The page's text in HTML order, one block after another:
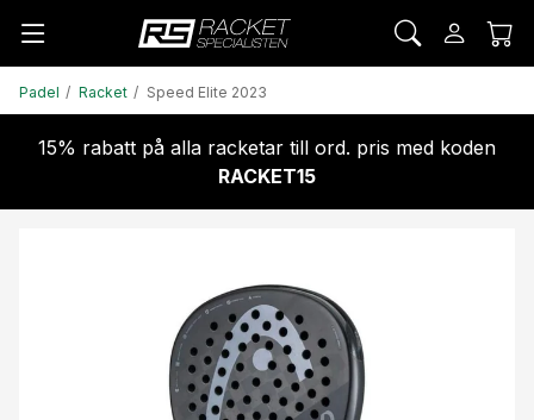
Padel Racket Speed Elite 2023
15% rabatt på alla racketar till ord. pris med koden
RACKET15